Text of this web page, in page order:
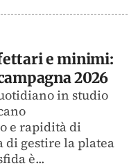
e minimi:
2026
in studio
e rapidità di
di gestire la platea
è...